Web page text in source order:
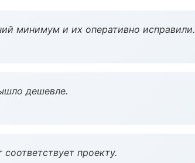
минимум и их оперативно исправили.
дешевле.
проекту.